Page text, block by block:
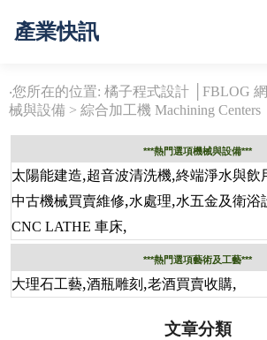
產業快訊
‧您所在的位置: 橘子程式設計 │FBLOG
械與設備 > 綜合加工機 Machining Centers
***熱門選項機械與設備***
太陽能建造,超音波清洗機,終端淨水與飲
中古機械買賣維修,水處理,水五金及衛浴
CNC LATHE 車床,
***熱門選項藝術及工藝***
大理石工藝,酒瓶雕刻 ,老酒買賣收購,
文章分類